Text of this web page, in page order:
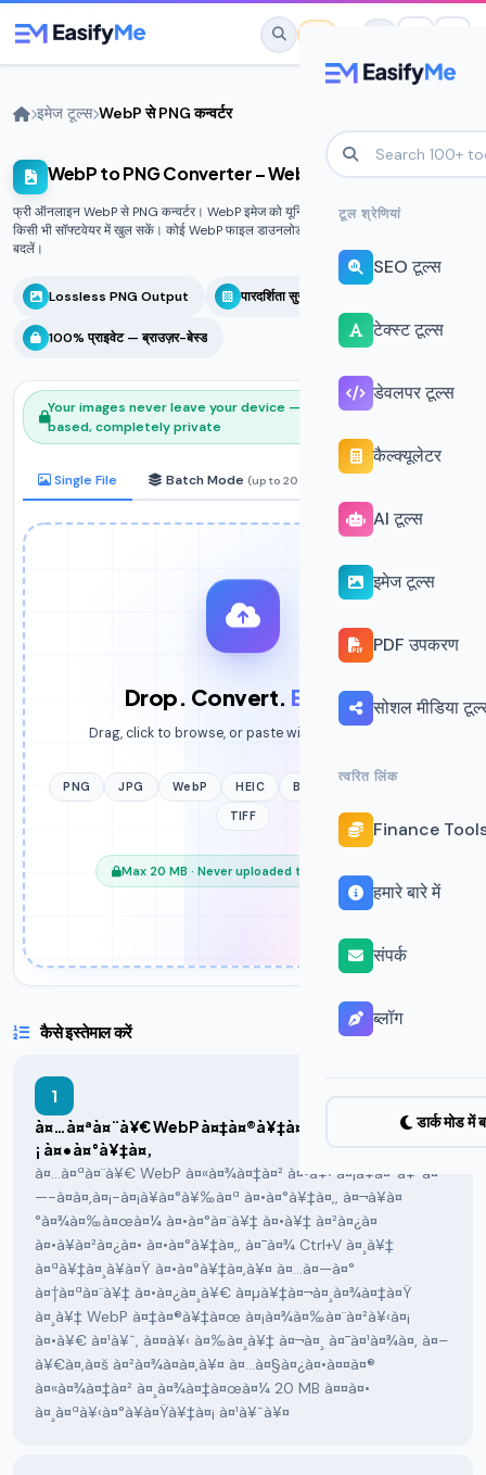
No favorites yet.
Star any tool to save it here for quick
access.
टूल श्रेणियां
SEO टूल्स
टेक्स्ट टूल्स
डेवलपर टूल्स
कैल्‍क्‍यूलेटर
AI टूल्स
इमेज टूल्स
PDF उपकरण
सोशल मीडिया
त्वरित लिंक
Finance
हमारे बारे में
संपर्क
ब्लॉग
डार्क मोड में
इमेज टूल्स WebP से PNG कन्वर्टर
WebP to PNG Converter – WebP se PNG Online
फ्री ऑनलाइन WebP से PNG कन्वर्टर। WebP इमेज को यूनिवर्सल PNG फॉर्मेट में बदलें ताकि वे
किसी भी सॉफ्टवेयर में खुल सकें। कोई WebP फाइल डाउनलोड की है जो खुल नहीं रही? इसे तुरंत
बदलें।
Lossless PNG Output पारदर्शिता सुरक्षित
100% प्राइवेट — ब्राउज़र-बेस्ड
Your images never leave your device — 100% browser-
based, completely private
Single File Batch Mode (up to 20)
Drop. Convert. Easify.
Drag, click to browse, or paste with
PNG JPG WebP HEIC BMP
TIFF
Max 20 MB · Never uploaded to any server
कैसे इस्तेमाल करें
1
à¤…à¤ªà¤¨à¥€ WebP à¤‡à¤®à¥‡à¤œ à¤…à¤ªà¤²à¥‹à¤
¡ à¤•à¤°à¥‡à¤‚
à¤…à¤ªà¤¨à¥€ WebP à¤«à¤¾à¤‡à¤² à¤•à¥‹ à¤¡à¥à¤°à¥ˆà¤
—-à¤à¤‚à¤¡-à¤¡à¥à¤°à¥‰à¤ª à¤•à¤°à¥‡à¤‚, à¤¬à¥à¤
°à¤¾à¤‰à¤œà¤¼ à¤•à¤°à¤¨à¥‡ à¤•à¥‡ à¤²à¤¿à¤
à¤•à¥à¤²à¤¿à¤• à¤•à¤°à¥‡à¤‚, à¤¯à¤¾ Ctrl+V à¤¸à¥‡
à¤ªà¥‡à¤¸à¥à¤Ÿ à¤•à¤°à¥‡à¤‚à¥¤ à¤…à¤—à¤°
à¤†à¤ªà¤¨à¥‡ à¤•à¤¿à¤¸à¥€ à¤µà¥‡à¤¬à¤¸à¤¾à¤‡à¤Ÿ
à¤¸à¥‡ WebP à¤‡à¤®à¥‡à¤œ à¤¡à¤¾à¤‰à¤¨à¤²à¥‹à¤¡
à¤•à¥€ à¤¹à¥ˆ, à¤¤à¥‹ à¤‰à¤¸à¥‡ à¤¬à¤¸ à¤¯à¤¹à¤¾à¤‚ à¤–
à¥€à¤‚à¤š à¤²à¤¾à¤à¤‚à¥¤ à¤…à¤§à¤¿à¤•à¤¤à¤®
à¤«à¤¾à¤‡à¤² à¤¸à¤¾à¤‡à¤œà¤¼ 20 MB à¤¤à¤•
à¤¸à¤ªà¥‹à¤°à¥à¤Ÿà¥‡à¤¡ à¤¹à¥ˆà¥¤